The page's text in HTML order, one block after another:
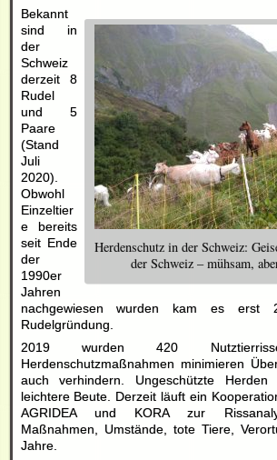
Herdenschutz in der Schweiz:
der Schweiz – mühsam,
Bekannt
sind in
der
Schweiz
derzeit 8
Rudel
und 5
Paare
(Stand
Juli
2020).
Obwohl
Einzeltier
e bereits
seit Ende
der
1990er
Jahren
nachgewiesen wurden kam es erst
Rudelgründung.
2019 wurden 420
Herdenschutzmaßnahmen minimieren
auch verhindern. Ungeschützte
leichtere Beute. Derzeit läuft ein
AGRIDEA und KORA zur
Maßnahmen, Umstände, tote Tiere,
Jahre.